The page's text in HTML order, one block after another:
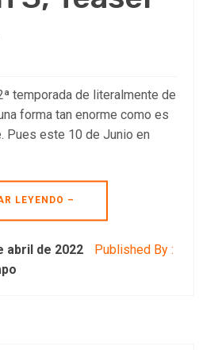
temporada de literalmente de
forma tan enorme como es
Pues este 10 de Junio en
LEYENDO –
abril de 2022
Published By :